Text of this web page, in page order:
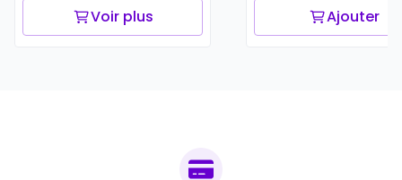
Voir plus Ajouter